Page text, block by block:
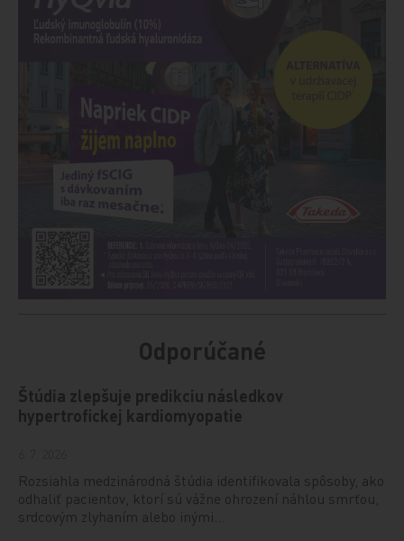
Odporúčané
Štúdia zlepšuje predikciu následkov
hypertrofickej kardiomyopatie
Rozsiahla medzinárodná štúdia identifikovala spôsoby, ako
odhaliť pacientov, ktorí sú vážne ohrození náhlou smrťou,
srdcovým zlyhaním alebo inými…